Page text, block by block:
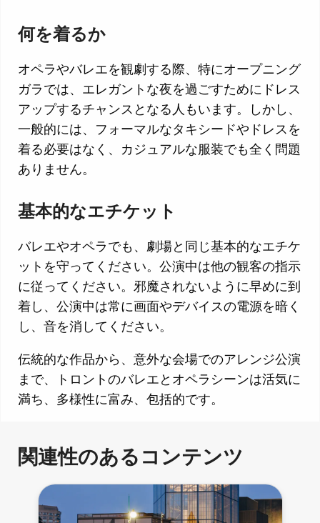
何を着るか
オペラやバレエを観劇する際、特にオープニング
ガラでは、エレガントな夜を過ごすためにドレス
アップするチャンスとなる人もいます。しかし、
一般的には、フォーマルなタキシードやドレスを
着る必要はなく、カジュアルな服装でも全く問題
ありません。
基本的なエチケット
バレエやオペラでも、劇場と同じ基本的なエチケ
ットを守ってください。公演中は他の観客の指示
に従ってください。邪魔されないように早めに到
着し、公演中は常に画面やデバイスの電源を暗く
し、音を消してください。
伝統的な作品から、意外な会場でのアレンジ公演
まで、トロントのバレエとオペラシーンは活気に
満ち、多様性に富み、包括的です。
関連性のあるコンテンツ